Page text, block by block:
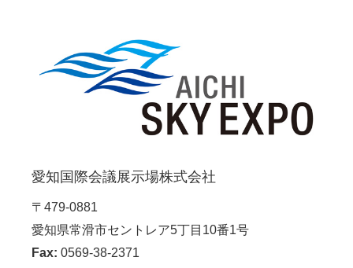
愛知国際会議展示場株式会社
〒479-0881
愛知県常滑市セントレア5丁目10番1号
Fax: 0569-38-2371